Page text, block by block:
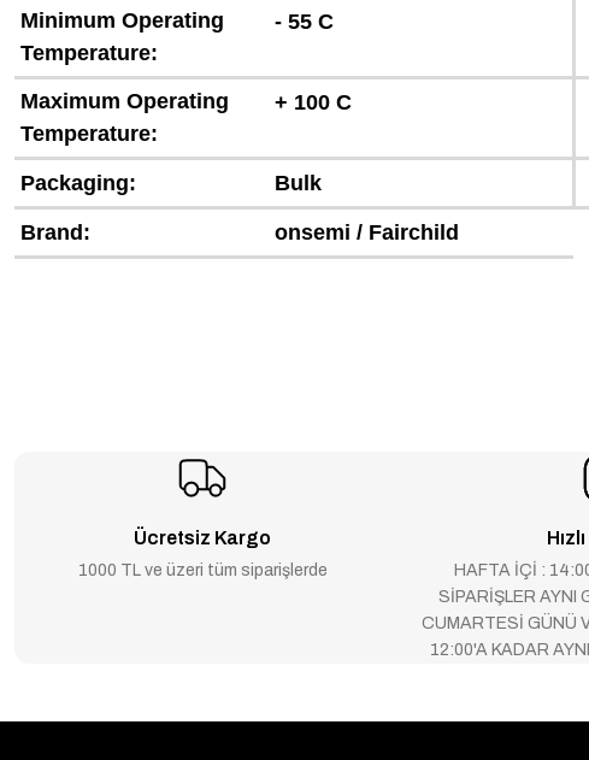
Minimum Operating
Temperature:
- 55 C
Maximum Operating
Temperature:
+ 100 C
Packaging: Bulk
Brand: onsemi / Fairchild
Ücretsiz Kargo
1000 TL ve üzeri tüm siparişlerde
HAFTA İÇİ :
SİPARİŞLER AYNI
CUMARTESİ GÜNÜ
12:00'A KADAR